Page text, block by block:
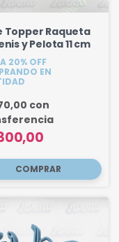
Topper Raqueta
y Pelota 11 cm
20% OFF
EN
con